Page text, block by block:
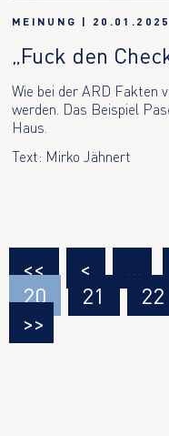
MEINUNG | 20.01.2025
„Fuck den
Wie bei der ARD Fakten
werden. Das Beispiel
Haus.
Text: Mirko Jähnert
<< < …
20
21 22
>>